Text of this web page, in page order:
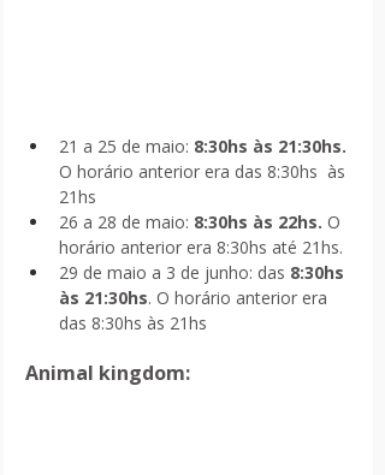
21 a 25 de maio: 8:30hs às 21:30hs.
O horário anterior era das 8:30hs  às
21hs
26 a 28 de maio: 8:30hs às 22hs. O
horário anterior era 8:30hs até 21hs.
29 de maio a 3 de junho: das 8:30hs
às 21:30hs. O horário anterior era
das 8:30hs às 21hs
Animal kingdom: